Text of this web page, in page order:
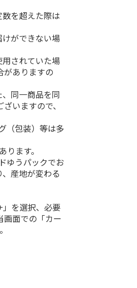
を超えた際は
ができない場
されていた場
がありますの
同一商品を同
いますので、
（包装）等は多
ます。
ゆうパックでお
産地が変わる
を選択、必要
面での「カー